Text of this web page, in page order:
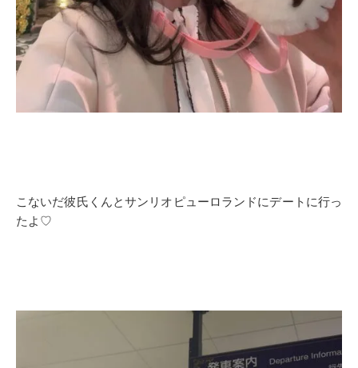
こないだ彼氏くんとサンリオピューロランドにデートに行っ
たよ♡